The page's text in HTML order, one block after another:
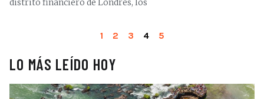
distrito financiero de Londres, los
1 2 3 4 5
LO MÁS LEÍDO HOY